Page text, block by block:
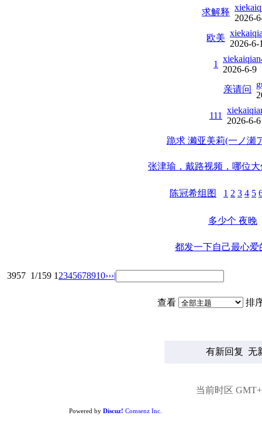
求解释
2026-
欧美
2026-6-
1
2026-6-9
亲请问
111
2026-6-6
跪求 濑亚美莉(一ノ瀬
张津瑜，戴路视频，哪位
陈冠希组图 1 2 3 4 5
多少个 夜晚
都发一下自己最心爱
3957 1/159 1 2345678910›››|
查看 排
有新回复 无
当前时区
Powered by Discuz! Comsenz Inc.